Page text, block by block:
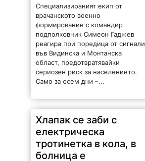
Специализираният екип от
врачанското военно
формирование с командир
подполковник Симеон Гаджев
реагира при поредица от сигнали
във Видинска и Монтанска
област, предотвратявайки
сериозен риск за населението.
Само за осем дни –...
Хлапак се заби с
електрическа
тротинетка в кола, в
болница е